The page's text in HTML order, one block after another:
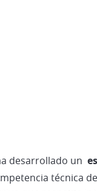
desarrollado un
técnica